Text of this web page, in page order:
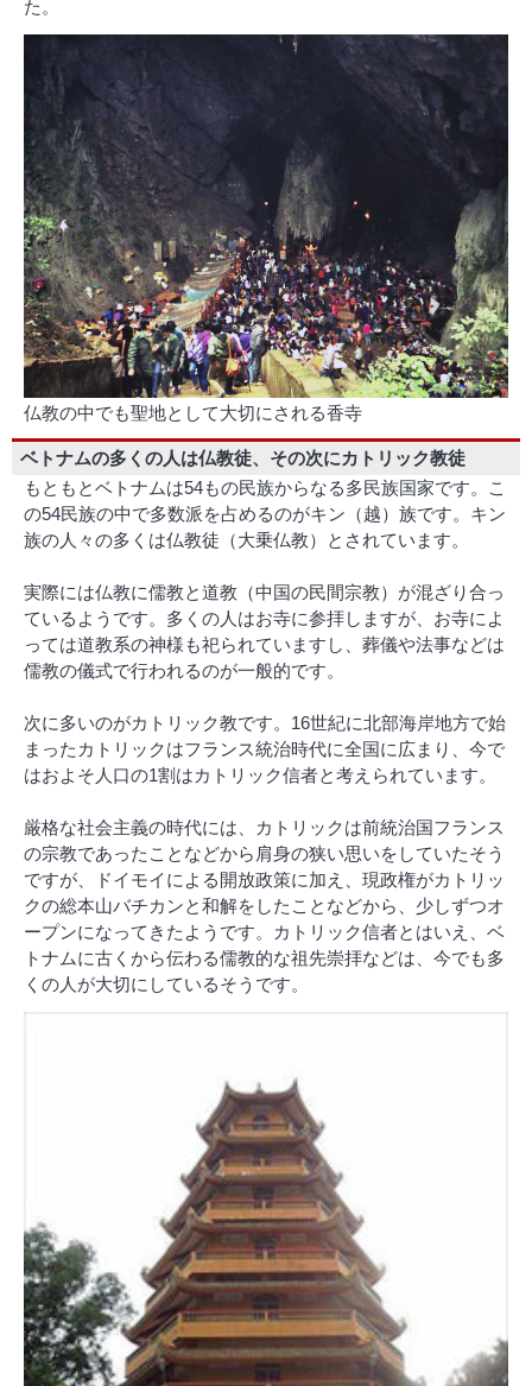
た。
仏教の中でも聖地として大切にされる香寺
ベトナムの多くの人は仏教徒、その次にカトリック教徒
もともとベトナムは54もの民族からなる多民族国家です。こ
の54民族の中で多数派を占めるのがキン（越）族です。キン
族の人々の多くは仏教徒（大乗仏教）とされています。
実際には仏教に儒教と道教（中国の民間宗教）が混ざり合っ
ているようです。多くの人はお寺に参拝しますが、お寺によ
っては道教系の神様も祀られていますし、葬儀や法事などは
儒教の儀式で行われるのが一般的です。
次に多いのがカトリック教です。16世紀に北部海岸地方で始
まったカトリックはフランス統治時代に全国に広まり、今で
はおよそ人口の1割はカトリック信者と考えられています。
厳格な社会主義の時代には、カトリックは前統治国フランス
の宗教であったことなどから肩身の狭い思いをしていたそう
ですが、ドイモイによる開放政策に加え、現政権がカトリッ
クの総本山バチカンと和解をしたことなどから、少しずつオ
ープンになってきたようです。カトリック信者とはいえ、ベ
トナムに古くから伝わる儒教的な祖先崇拝などは、今でも多
くの人が大切にしているそうです。